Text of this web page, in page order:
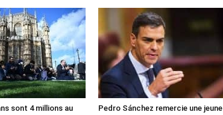
sont 4 millions au
Pedro Sánchez remercie une jeune